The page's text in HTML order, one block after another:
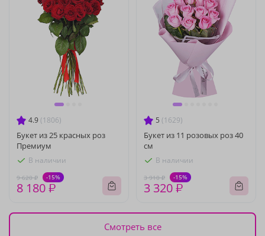
4.9 (1806)
Букет из 25 красных роз
Премиум
В наличии
9 620 ₽ -15%
8 180 ₽
5 (1629)
Букет из 11 розовых роз 40
см
В наличии
3 910 ₽ -15%
3 320 ₽
Смотреть все